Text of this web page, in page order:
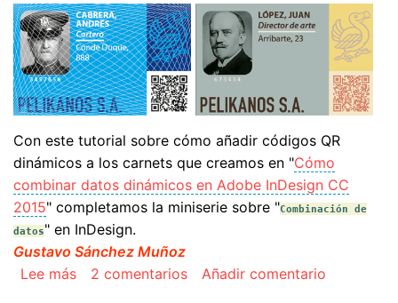
Con este tutorial sobre cómo añadir códigos QR
dinámicos a los carnets que creamos en "Cómo
combinar datos dinámicos en Adobe InDesign CC
2015" completamos la miniserie sobre "Combinación de
datos" en InDesign.
Gustavo Sánchez Muñoz
Lee mássobre Añadir códigos QR dinámicos a una
2 comentarios Añadir comentario